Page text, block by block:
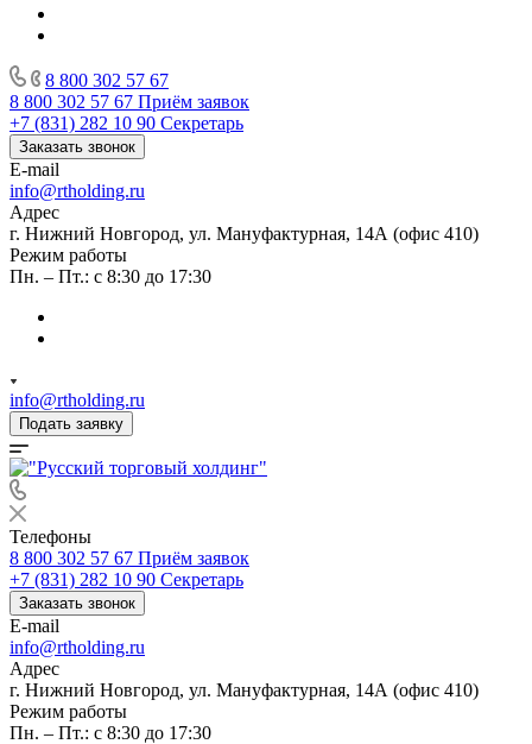
8 800 302 57 67
8 800 302 57 67 Приём заявок
+7 (831) 282 10 90 Секретарь
Заказать звонок
E-mail
info@rtholding.ru
Адрес
г. Нижний Новгород, ул. Мануфактурная, 14А (офис 410)
Режим работы
Пн. – Пт.: с 8:30 до 17:30
info@rtholding.ru
Подать заявку
Телефоны
8 800 302 57 67 Приём заявок
+7 (831) 282 10 90 Секретарь
Заказать звонок
E-mail
info@rtholding.ru
Адрес
г. Нижний Новгород, ул. Мануфактурная, 14А (офис 410)
Режим работы
Пн. – Пт.: с 8:30 до 17:30